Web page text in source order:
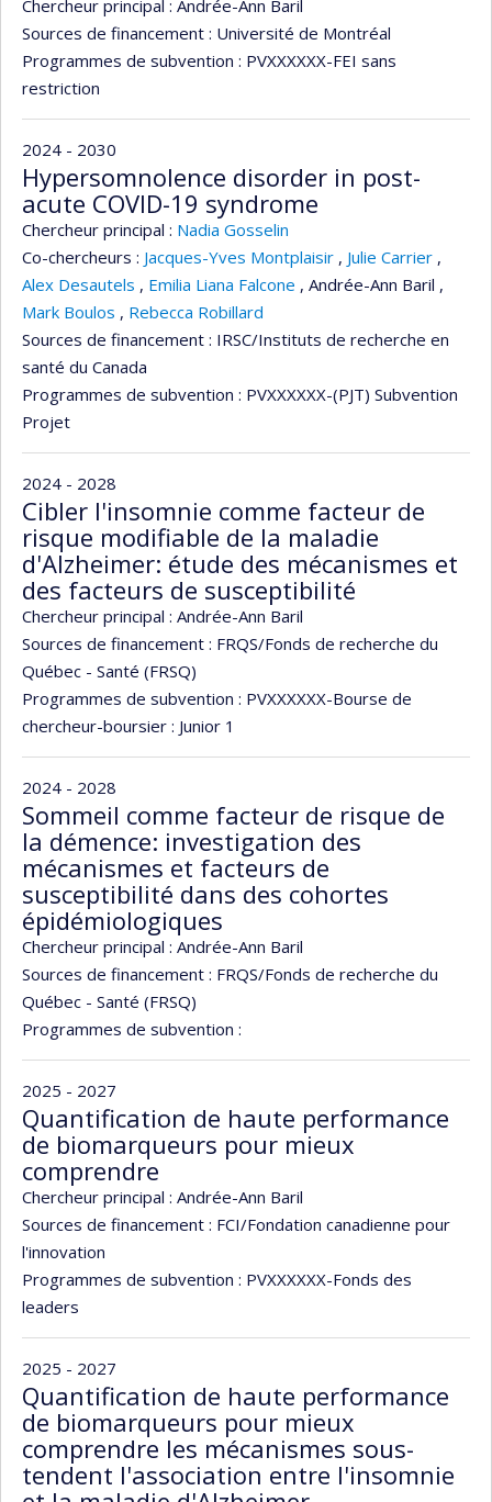
Chercheur principal : Andrée-Ann Baril
Sources de financement : Université de Montréal
Programmes de subvention : PVXXXXXX-FEI sans
restriction
2024 - 2030
Hypersomnolence disorder in post-
acute COVID-19 syndrome
Chercheur principal : Nadia Gosselin
Co-chercheurs : Jacques-Yves Montplaisir , Julie Carrier ,
Alex Desautels , Emilia Liana Falcone , Andrée-Ann Baril ,
Mark Boulos , Rebecca Robillard
Sources de financement : IRSC/Instituts de recherche en
santé du Canada
Programmes de subvention : PVXXXXXX-(PJT) Subvention
Projet
2024 - 2028
Cibler l'insomnie comme facteur de
risque modifiable de la maladie
d'Alzheimer: étude des mécanismes et
des facteurs de susceptibilité
Chercheur principal : Andrée-Ann Baril
Sources de financement : FRQS/Fonds de recherche du
Québec - Santé (FRSQ)
Programmes de subvention : PVXXXXXX-Bourse de
chercheur-boursier : Junior 1
2024 - 2028
Sommeil comme facteur de risque de
la démence: investigation des
mécanismes et facteurs de
susceptibilité dans des cohortes
épidémiologiques
Chercheur principal : Andrée-Ann Baril
Sources de financement : FRQS/Fonds de recherche du
Québec - Santé (FRSQ)
Programmes de subvention :
2025 - 2027
Quantification de haute performance
de biomarqueurs pour mieux
comprendre
Chercheur principal : Andrée-Ann Baril
Sources de financement : FCI/Fondation canadienne pour
l'innovation
Programmes de subvention : PVXXXXXX-Fonds des
leaders
2025 - 2027
Quantification de haute performance
de biomarqueurs pour mieux
comprendre les mécanismes sous-
tendent l'association entre l'insomnie